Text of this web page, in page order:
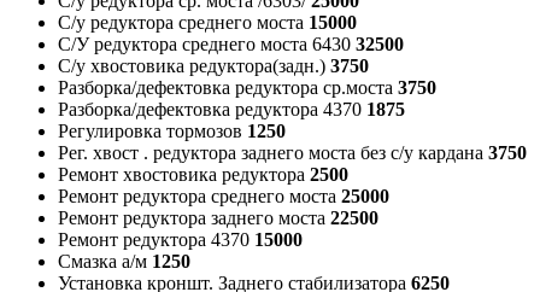
С/у редуктора среднего моста 15000
С/У редуктора среднего моста 6430 32500
С/у хвостовика редуктора(задн.) 3750
Разборка/дефектовка редуктора ср.моста 3750
Разборка/дефектовка редуктора 4370 1875
Регулировка тормозов 1250
Рег. хвост . редуктора заднего моста без с/у кардана 3750
Ремонт хвостовика редуктора 2500
Ремонт редуктора среднего моста 25000
Ремонт редуктора заднего моста 22500
Ремонт редуктора 4370 15000
Смазка а/м 1250
Установка кроншт. Заднего стабилизатора 6250